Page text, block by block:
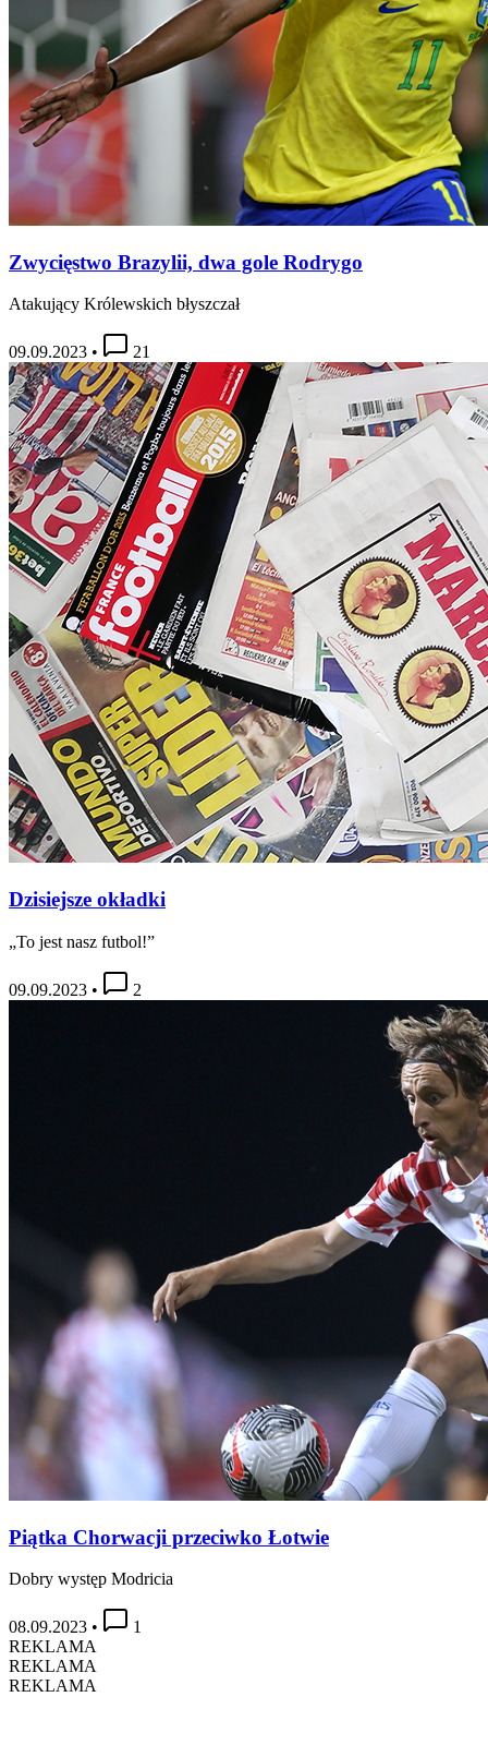
Zwycięstwo Brazylii, dwa gole Rodrygo
Atakujący Królewskich błyszczał
09.09.2023 • 21
Dzisiejsze okładki
„To jest nasz futbol!”
09.09.2023 • 2
Piątka Chorwacji przeciwko Łotwie
Dobry występ Modricia
08.09.2023 •
1
REKLAMA
REKLAMA
REKLAMA